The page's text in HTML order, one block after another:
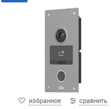
избранное сравнить